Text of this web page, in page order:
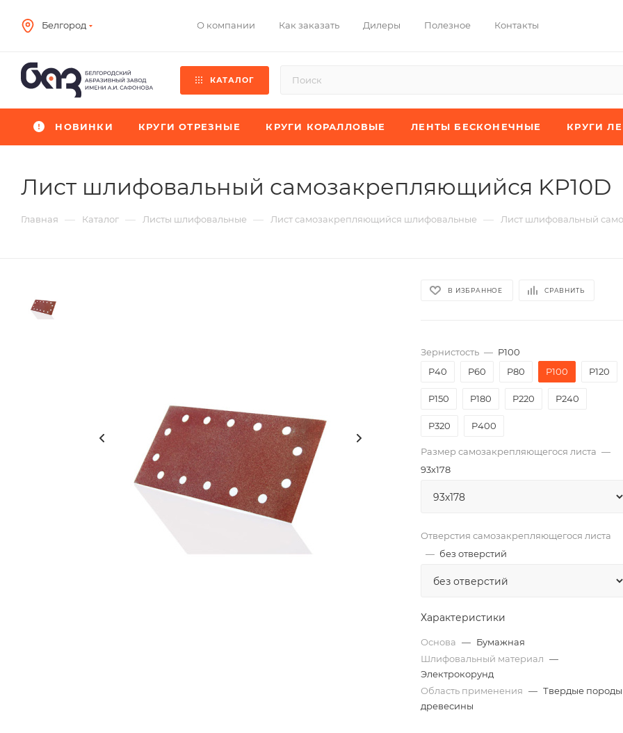
Белгород О компании Как заказать Дилеры Полезное Контакты
КАТАЛОГ
НОВИНКИ КРУГИ ОТРЕЗНЫЕ КРУГИ КОРАЛЛОВЫЕ ЛЕНТЫ БЕСКОНЕЧНЫЕ КРУГИ
Лист шлифовальный самозакрепляющийся KP10D
Главная — Каталог — Листы шлифовальные — Лист самозакрепляющийся шлифовальные — Лист шлифовальный
В ИЗБРАННОЕ СРАВНИТЬ
Зернистость — P100
P40
P60 P80 P100 P120
P150 P180 P220 P240
P320 P400
Размер самозакрепляющегося листа —
93х178
Отверстия самозакрепляющегося листа
— без отверстий
Характеристики
Основа — Бумажная
Шлифовальный материал —
Электрокорунд
Область применения — Твердые породы
древесины